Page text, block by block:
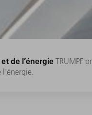
de l’énergieTRUMPF